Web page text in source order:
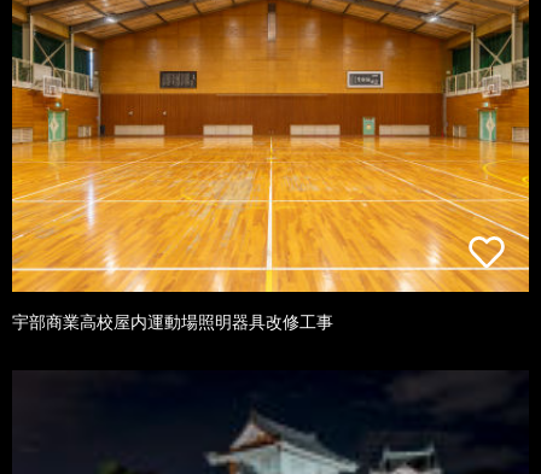
宇部商業高校屋内運動場照明器具改修工事